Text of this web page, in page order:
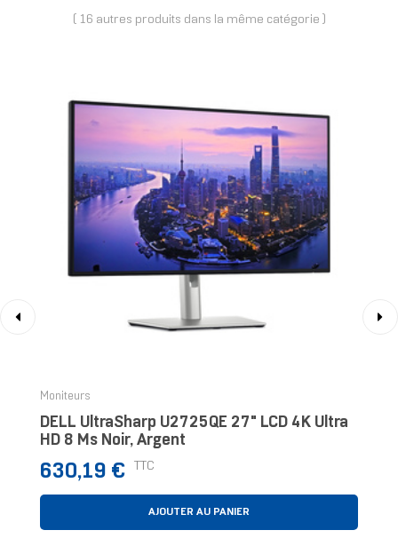
( 16 autres produits dans la même catégorie )
Moniteurs
DELL UltraSharp U2725QE 27" LCD 4K Ultra
HD 8 Ms Noir, Argent
Prix
630,19 € TTC
AJOUTER AU PANIER